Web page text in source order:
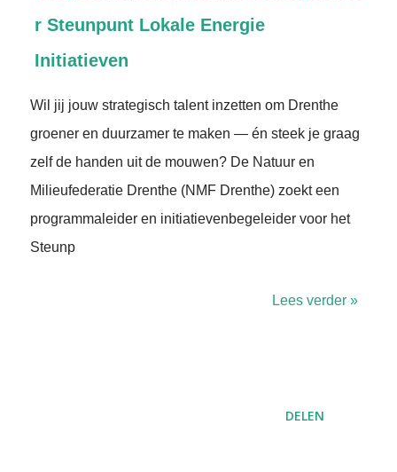
r Steunpunt Lokale Energie
Initiatieven
Wil jij jouw strategisch talent inzetten om Drenthe
groener en duurzamer te maken — én steek je graag
zelf de handen uit de mouwen? De Natuur en
Milieufederatie Drenthe (NMF Drenthe) zoekt een
programmaleider en initiatievenbegeleider voor het
Steunp
Lees verder »
DELEN